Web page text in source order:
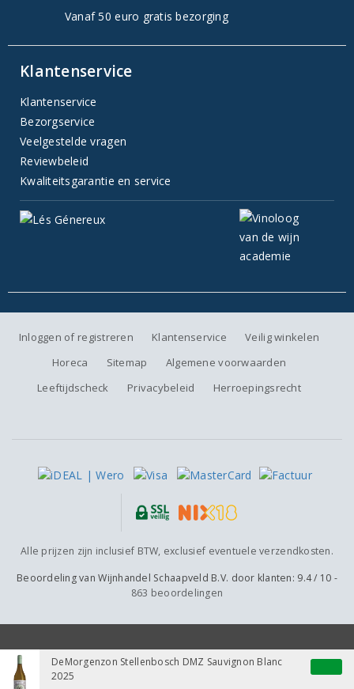
DeMorgenzon Stellenbosch DMZ Sauvignon Blanc
2025
Vanaf 50 euro gratis bezorging
Klantenservice
Klantenservice
Bezorgservice
Veelgestelde vragen
Reviewbeleid
Kwaliteitsgarantie en service
Inloggen of registreren Klantenservice
Veilig winkelen
Horeca
Sitemap
Algemene voorwaarden
Leeftijdscheck
Privacybeleid Herroepingsrecht
Alle prijzen zijn inclusief BTW, exclusief eventuele verzendkosten.
Beoordeling vanWijnhandel Schaapveld B.V. door klanten: 9.4/ 10 -
863 beoordelingen